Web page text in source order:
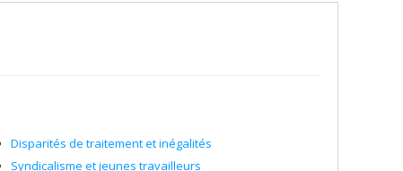
Disparités de traitement et inégalités
Syndicalisme et jeunes travailleurs